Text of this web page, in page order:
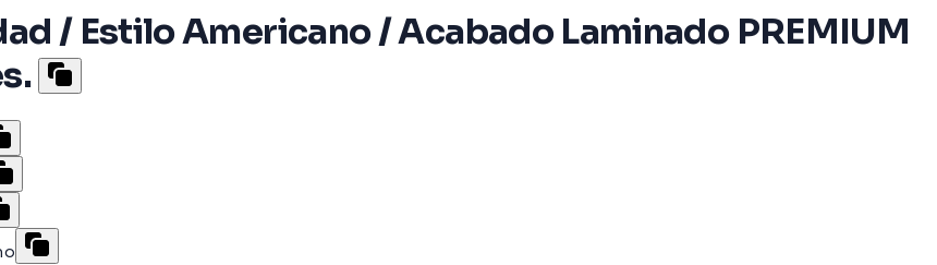
/ Estilo Americano / Acabado Laminado PREMIUM